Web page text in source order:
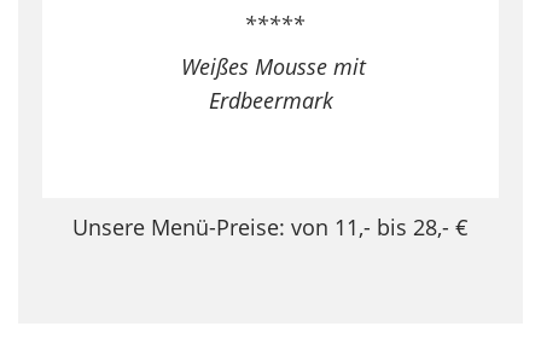
*****
Weißes Mousse mit
Erdbeermark
Unsere Menü-Preise: von 11,- bis 28,- €